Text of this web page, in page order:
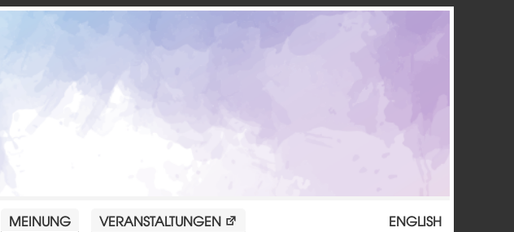
MEINUNG VERANSTALTUNGEN ENGLISH